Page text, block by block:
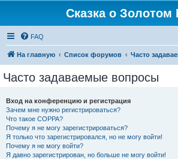
Сказка о Золотом
FAQ
На главную Список форумов Часто
Часто задаваемые вопросы
Вход на конференцию и регистрация
Зачем мне нужно регистрироваться?
Что такое COPPA?
Почему я не могу зарегистрироваться?
Я только что зарегистрировался, но не могу войти!
Почему я не могу войти?
Я давно зарегистрирован, но больше не могу войти!